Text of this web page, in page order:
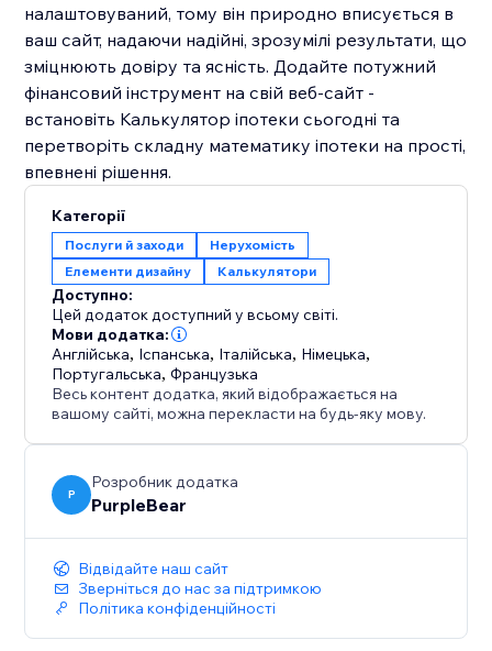
налаштовуваний, тому він природно вписується в
ваш сайт, надаючи надійні, зрозумілі результати, що
зміцнюють довіру та ясність. Додайте потужний
фінансовий інструмент на свій веб-сайт -
встановіть Калькулятор іпотеки сьогодні та
перетворіть складну математику іпотеки на прості,
впевнені рішення.
Категорії
Послуги й заходи
Нерухомість
Елементи дизайну
Калькулятори
Доступно:
Цей додаток доступний у всьому світі.
Мови додатка:
Англійська, Іспанська, Італійська, Німецька,
Португальська,Французька
Весь контент додатка, який відображається на
вашому сайті, можна перекласти на будь-яку мову.
P
Розробник додатка
PurpleBear
Відвідайте наш сайт
Зверніться до нас за підтримкою
Політика конфіденційності